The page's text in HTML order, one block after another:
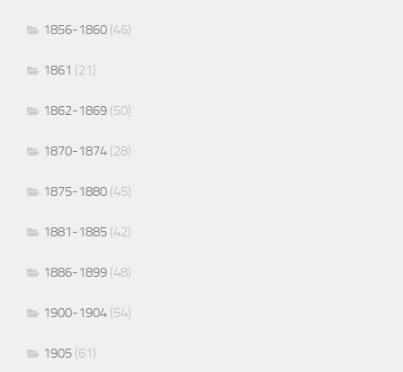
1856-1860 (46)
1861 (21)
1862-1869 (50)
1870-1874 (28)
1875-1880 (45)
1881-1885 (42)
1886-1899 (48)
1900-1904 (54)
1905 (61)